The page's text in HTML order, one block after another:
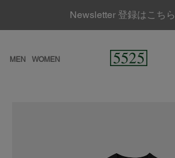
Newsletter 登録はこちら
MEN WOMEN